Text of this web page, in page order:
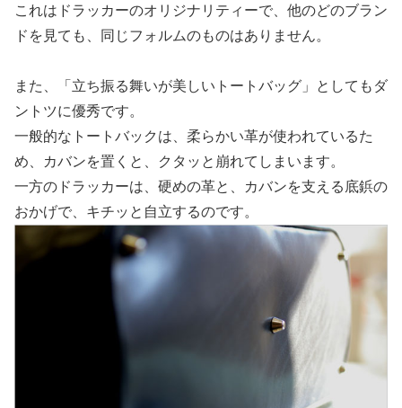
これはドラッカーのオリジナリティーで、他のどのブラン
ドを見ても、同じフォルムのものはありません。
また、「立ち振る舞いが美しいトートバッグ」としてもダ
ントツに優秀です。
一般的なトートバックは、柔らかい革が使われているた
め、カバンを置くと、クタッと崩れてしまいます。
一方のドラッカーは、硬めの革と、カバンを支える底鋲の
おかげで、キチッと自立するのです。